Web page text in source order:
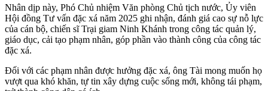
Nhân dịp này, Phó Chủ nhiệm Văn phòng Chủ tịch nước, Ủy viên
Hội đồng Tư vấn đặc xá năm 2025 ghi nhận, đánh giá cao sự nỗ lực
của cán bộ, chiến sĩ Trại giam Ninh Khánh trong công tác quản lý,
giáo dục, cải tạo phạm nhân, góp phần vào thành công của công tác
đặc xá.
Đối với các phạm nhân được hưởng đặc xá, ông Tài mong muốn họ
vượt qua khó khăn, tự tin xây dựng cuộc sống mới, không tái phạm,